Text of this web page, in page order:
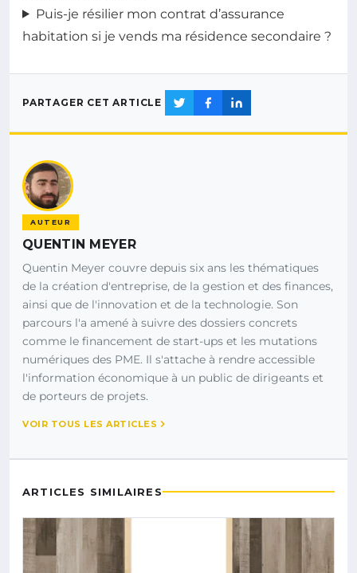
Puis-je résilier mon contrat d’assurance
habitation si je vends ma résidence secondaire ?
PARTAGER CET ARTICLE
AUTEUR
QUENTIN MEYER
Quentin Meyer couvre depuis six ans les thématiques
de la création d'entreprise, de la gestion et des finances,
ainsi que de l'innovation et de la technologie. Son
parcours l'a amené à suivre des dossiers concrets
comme le financement de start-ups et les mutations
numériques des PME. Il s'attache à rendre accessible
l'information économique à un public de dirigeants et
de porteurs de projets.
VOIR TOUS LES ARTICLES
ARTICLES SIMILAIRES